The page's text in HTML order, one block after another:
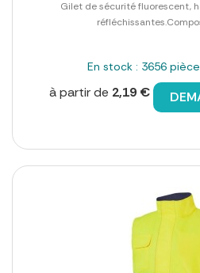
Gilet de sécurité fluorescent,
En stock : 3656
à partir de 2,19 €